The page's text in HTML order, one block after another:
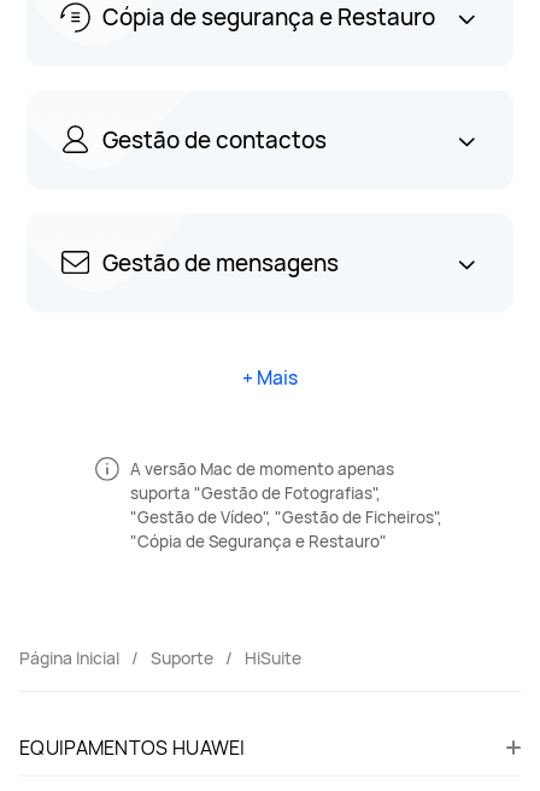
Cópia de segurança e Restauro
Gestão de contactos
Gestão de mensagens
+ Mais
A versão Mac de momento apenas
suporta "Gestão de Fotografias",
"Gestão de Vídeo", "Gestão de Ficheiros",
"Cópia de Segurança e Restauro"
Página Inicial Suporte HiSuite
EQUIPAMENTOS HUAWEI